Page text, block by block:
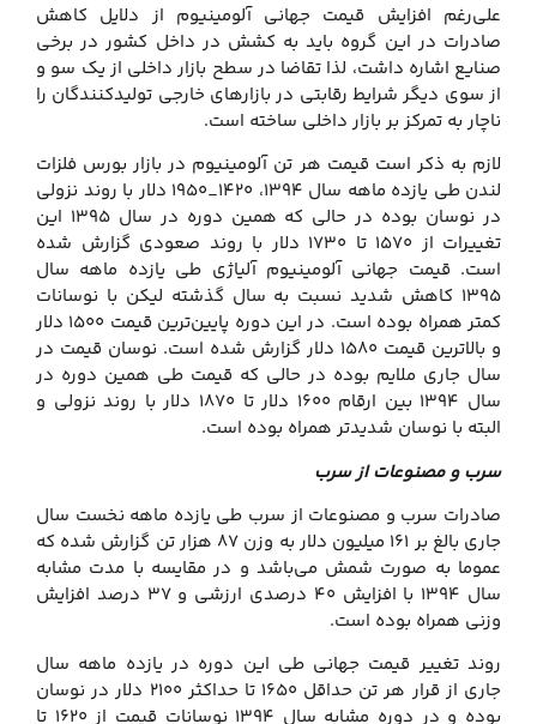
علی‌رغم افزایش قیمت جهانی آلومینیوم از دلایل کاهش
صادرات در این گروه باید به کشش در داخل کشور در برخی
صنایع اشاره داشت، لذا تقاضا در سطح بازار داخلی از یک سو و
از سوی دیگر شرایط رقابتی در بازارهای خارجی تولیدکنندگان را
ناچار به تمرکز بر بازار داخلی ساخته است.
لازم به ذکر است قیمت هر تن آلومینیوم در بازار بورس فلزات
لندن طی یازده ماهه سال ۱۳۹۴، ۱۴۲۰_۱۹۵۰ دلار با روند نزولی
در نوسان بوده در حالی که همین دوره در سال ۱۳۹۵ این
تغییرات از ۱۵۷۰ تا ۱۷۳۰ دلار با روند صعودی گزارش شده
است. قیمت جهانی آلومینیوم آلیاژی طی یازده ماهه سال
۱۳۹۵ کاهش شدید نسبت به سال گذشته لیکن با نوسانات
کمتر همراه بوده است. در این دوره پایین‌ترین قیمت ۱۵۰۰ دلار
و بالاترین قیمت ۱۵۸۰ دلار گزارش شده است. نوسان قیمت در
سال جاری ملایم بوده در حالی که قیمت طی همین دوره در
سال ۱۳۹۴ بین ارقام ۱۶۰۰ دلار تا ۱۸۷۰ دلار با روند نزولی و
البته با نوسان شدیدتر همراه بوده است.
سرب و مصنوعات از سرب
صادرات سرب و مصنوعات از سرب طی یازده ماهه نخست سال
جاری بالغ بر ۱۶۱ میلیون دلار به وزن ۸۷ هزار تن گزارش شده که
عموما به صورت شمش می‌باشد و در مقایسه با مدت مشابه
سال ۱۳۹۴ با افزایش ۴۰ درصدی ارزشی و ۳۷ درصد افزایش
وزنی همراه بوده است.
روند تغییر قیمت جهانی طی این دوره در یازده ماهه سال
جاری از قرار هر تن حداقل ۱۶۵۰ تا حداکثر ۲۱۰۰ دلار در نوسان
بوده و در دوره مشابه سال ۱۳۹۴ نوسانات قیمت از ۱۶۲۰ تا